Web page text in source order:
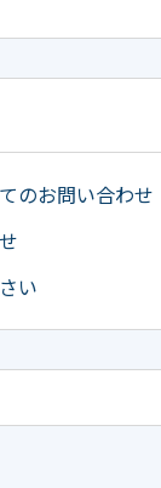
のお問い合わせ
い